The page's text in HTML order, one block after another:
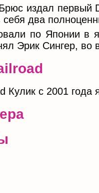
издал первый
два
по Японии
Эрик Сингер, во
Кулик с 2001 года